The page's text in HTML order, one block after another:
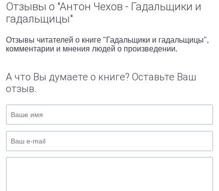
Отзывы о "Антон Чехов - Гадальщики и
гадальщицы"
Отзывы читателей о книге "Гадальщики и гадальщицы",
комментарии и мнения людей о произведении.
А что Вы думаете о книге? Оставьте Ваш
отзыв.